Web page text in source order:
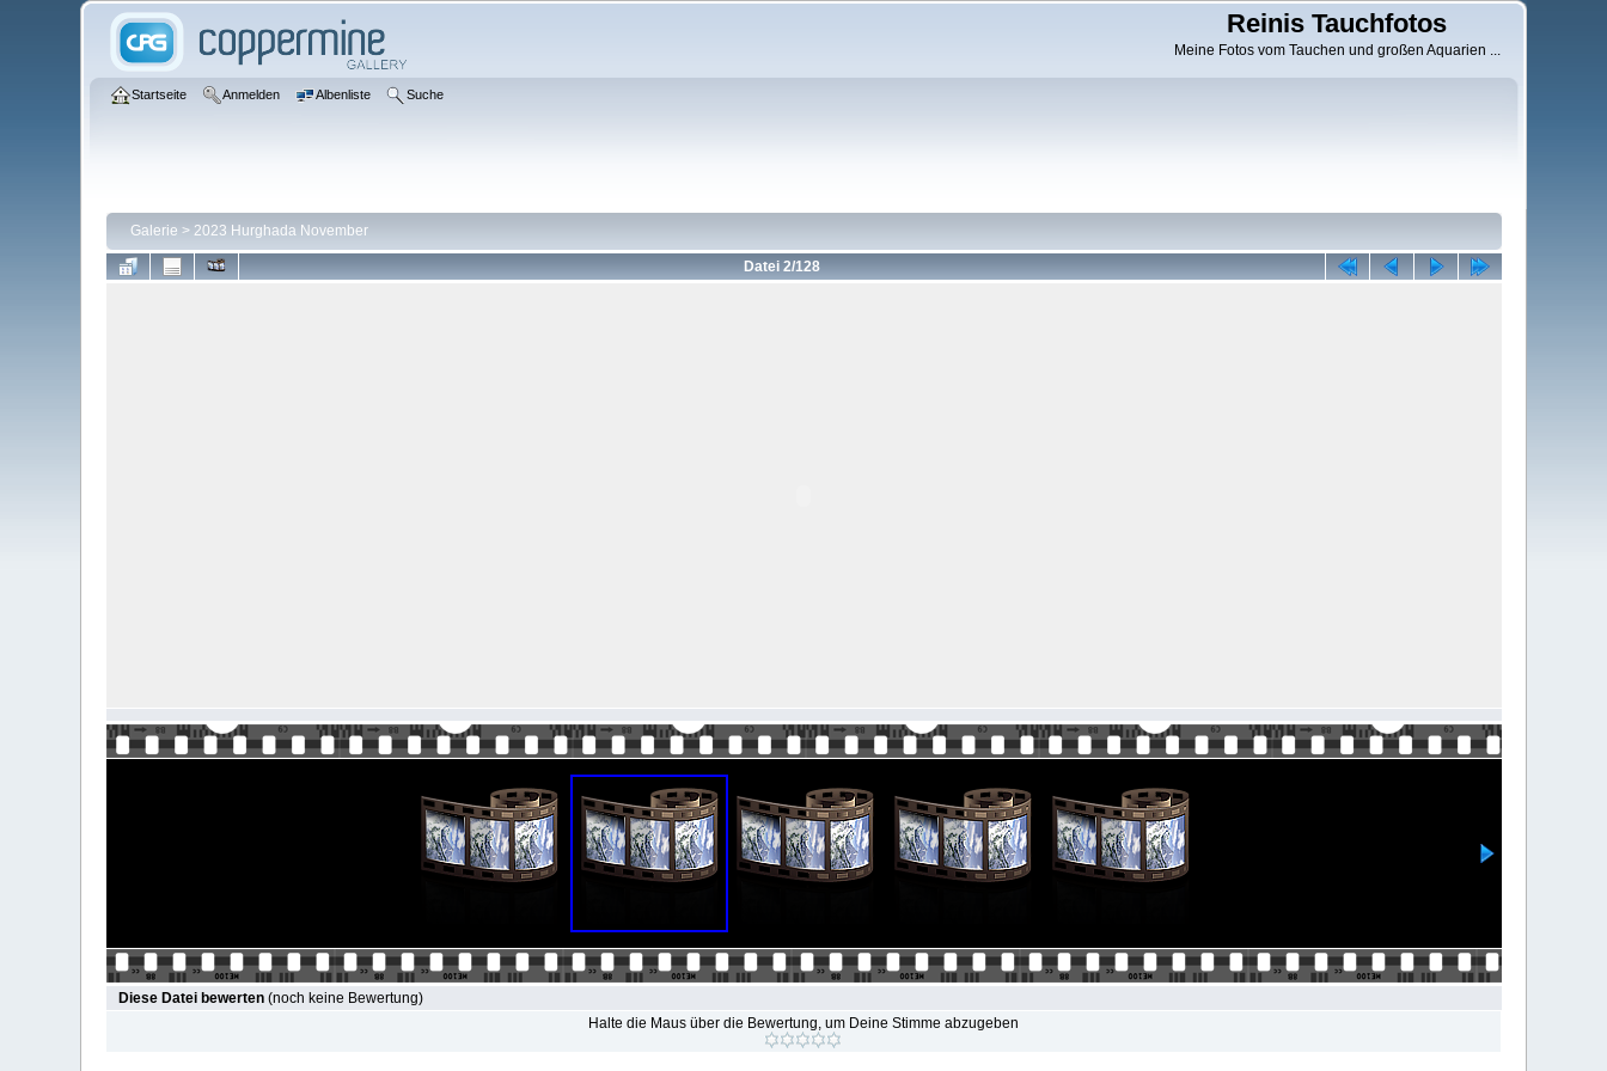
Reinis Tauchfotos
Meine Fotos vom Tauchen und großen Aquarien ...
Startseite Anmelden Albenliste Suche
Galerie > 2023 Hurghada November
Datei 2/128
Diese Datei bewerten(noch keine Bewertung)
Halte die Maus über die Bewertung, um Deine Stimme abzugeben